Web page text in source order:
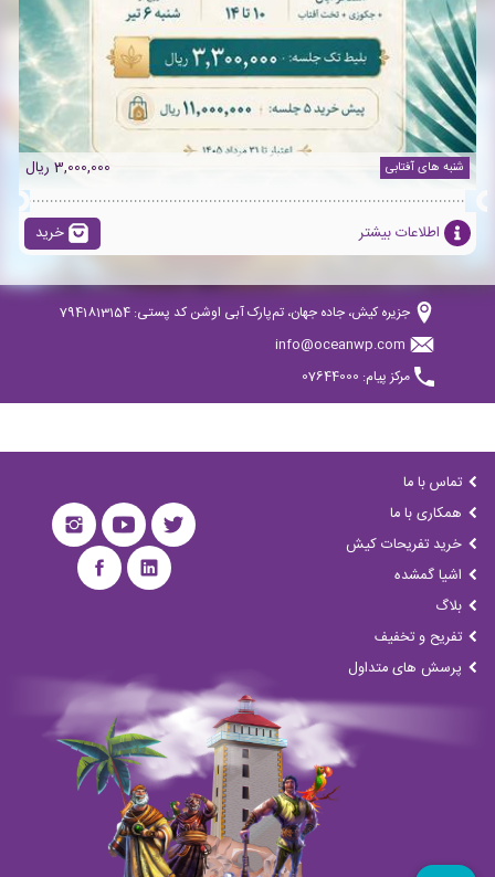
شنبه های آفتابی 3,000,000 ریال
اطلاعات بیشتر خرید
جزیره کیش، جاده جهان، تم‌پارک آبی اوشن کد پستی: 7941813154
info@oceanwp.com
مرکز پیام: 07644000
تماس با ما
همکاری با ما
خرید تفریحات کیش
اشیا گمشده
بلاگ
تفریح و تخفیف
پرسش های متداول